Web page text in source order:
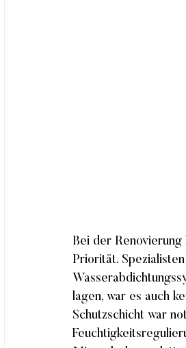
Bei der
Priorität.
lagen, war es auch
Schutzschicht war